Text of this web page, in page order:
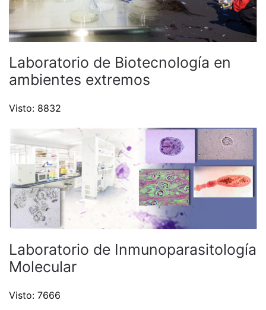
Laboratorio de Biotecnología en
ambientes extremos
Visto: 8832
Laboratorio de Inmunoparasitología
Molecular
Visto: 7666